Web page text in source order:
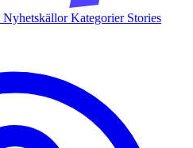
NyhetskällorKategorier Stories